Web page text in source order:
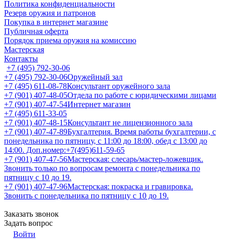
Политика конфиденциальности
Резерв оружия и патронов
Покупка в интернет магазине
Публичная оферта
Порядок приема оружия на комиссию
Мастерская
Контакты
+7 (495) 792-30-06
+7 (495) 792-30-06Оружейный зал
+7 (495) 611-08-78Консультант оружейного зала
+7 (901) 407-48-05Отдела по работе с юридическими лицами
+7 (901) 407-47-54Интернет магазин
+7 (495) 611-33-05
+7 (901) 407-48-15Консультант не лицензионного зала
+7 (901) 407-47-89Бухгалтерия. Время работы бухгалтерии, с
понедельника по пятницу, с 11:00 до 18:00, обед с 13:00 до
14:00. Доп.номер:+7(495)611-59-65
+7 (901) 407-47-56Мастерская: слесарь/мастер-ложевщик.
Звонить только по вопросам ремонта с понедельника по
пятницу с 10 до 19.
+7 (901) 407-47-96Мастерская: покраска и гравировка.
Звонить с понедельника по пятницу с 10 до 19.
Заказать звонок
Задать вопрос
Войти